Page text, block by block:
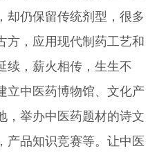
却仍保留传统剂型，很多
方，应用现代制药工艺和
续，薪火相传，生生不
立中医药博物馆、文化产
，举办中医药题材的诗文
产品知识竞赛等。让中医